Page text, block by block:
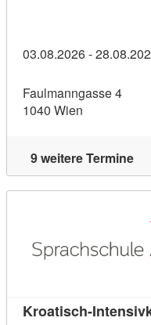
03.08.2026 -
Faulmanngasse 4
1040 Wien
9 weitere Termine
Kroatisch-